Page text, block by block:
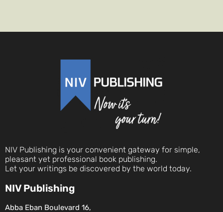
NIV Publishing is your convenient gateway for simple,
pleasant yet professional book publishing.
Let your writings be discovered by the world today.
NIV Publishing
Abba Eban Boulevard 16,